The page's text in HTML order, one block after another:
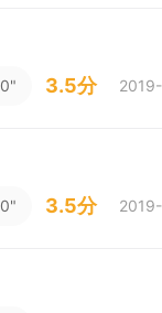
3.5分
3.5分